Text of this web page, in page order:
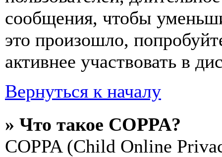
сообщения, чтобы
это произошло,
активнее участвовать в
Вернуться к началу
» Что такое COPPA?
COPPA (Child Online